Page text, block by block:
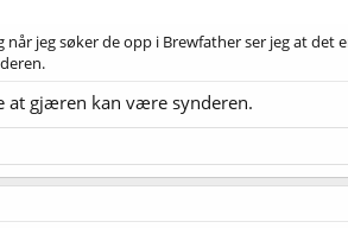
når jeg søker de opp i Brewfather ser jeg at
at gjæren kan være synderen.